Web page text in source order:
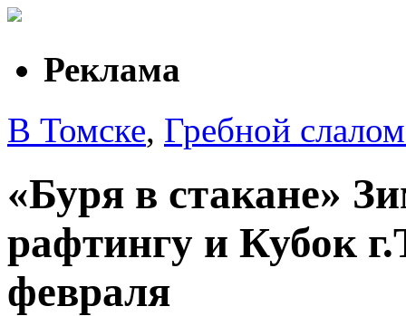
Реклама
В Томске, Гребной
«Буря в стакане»
рафтингу и Кубок
февраля